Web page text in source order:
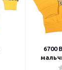
6700